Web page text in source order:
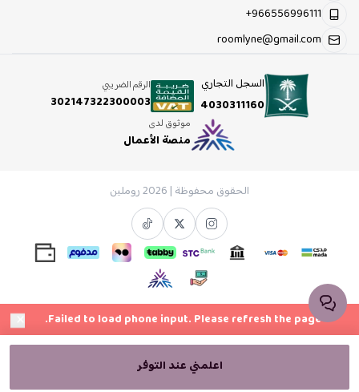
اعلمني عند التوفر
+966556996111
roomlyne@gmail.com
السجل التجاري
4030311160
الرقم الضريبي
302147322300003
موثوق لدى
منصة الأعمال
الحقوق محفوظة | 2026 روملين
× Failed to load phone input. Please refresh the page.